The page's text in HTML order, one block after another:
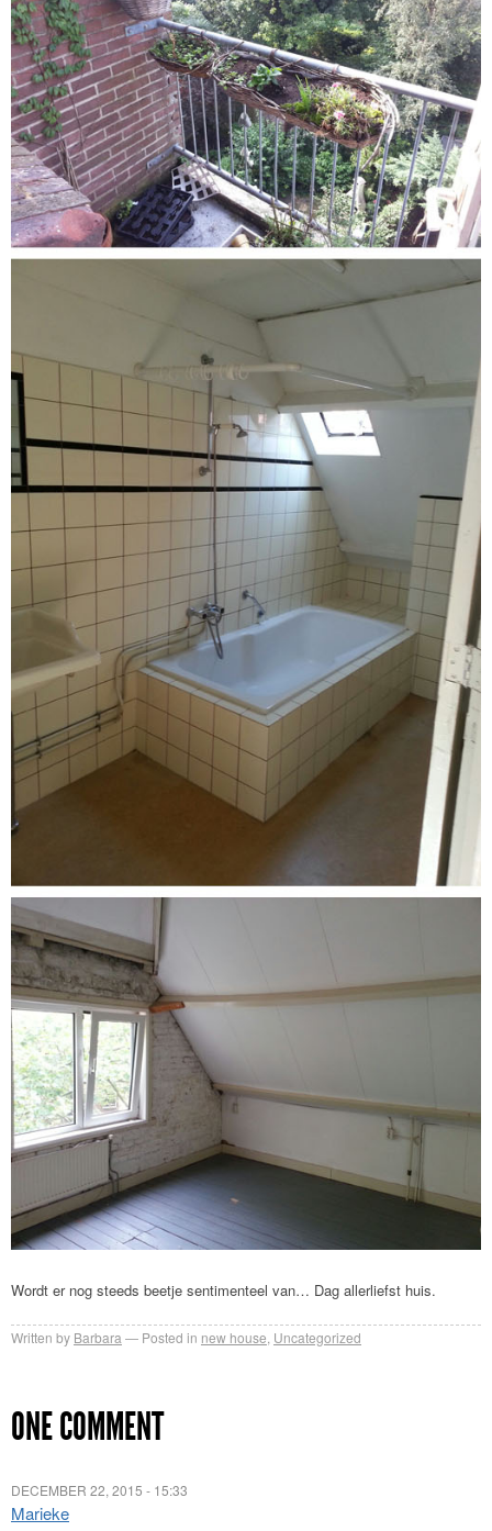
Wordt er nog steeds beetje sentimenteel van… Dag allerliefst huis.
Written by Barbara Posted in new house Uncategorized
ONE COMMENT
DECEMBER 22, 2015 - 15:33
Marieke